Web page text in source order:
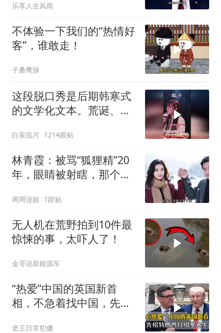
乐享人生风雨
不体验一下我们的“热情好
客”，谁敢走！
子桑鹰脉
这段脱口秀是后期韩寒式
的文学化文本。荒诞、激
白宸侃片 1214跟贴
林青霞：被骂“狐狸精”20
年，眼睛被射瞎，那个男
钱？”
周周说娱 1跟贴
无人机在荒野拍到10件最
惊悚的事，太吓人了！
金哥说新能源车
“热爱”中国的英国新首
相，不急着找中国，先给
老王日常犯傻